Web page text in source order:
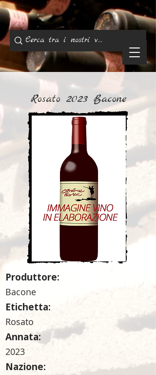
Rosato 2023 Bacone
Produttore:
Bacone
Etichetta:
Rosato
Annata:
2023
Nazione: